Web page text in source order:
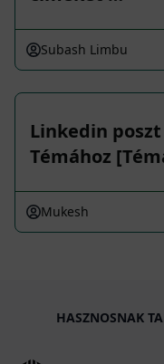
Subash Limbu
Linkedin
Témához
Mukesh
HASZNOSNAK